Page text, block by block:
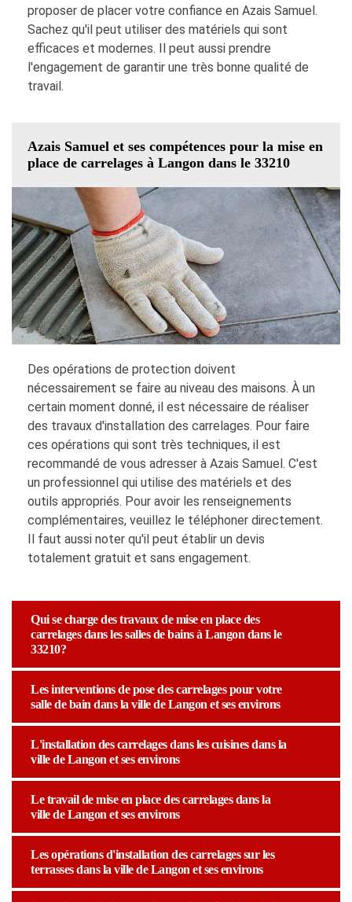
proposer de placer votre confiance en Azais Samuel.
Sachez qu'il peut utiliser des matériels qui sont
efficaces et modernes. Il peut aussi prendre
l'engagement de garantir une très bonne qualité de
travail.
Azais Samuel et ses compétences pour la mise en
place de carrelages à Langon dans le 33210
Des opérations de protection doivent
nécessairement se faire au niveau des maisons. À un
certain moment donné, il est nécessaire de réaliser
des travaux d'installation des carrelages. Pour faire
ces opérations qui sont très techniques, il est
recommandé de vous adresser à Azais Samuel. C'est
un professionnel qui utilise des matériels et des
outils appropriés. Pour avoir les renseignements
complémentaires, veuillez le téléphoner directement.
Il faut aussi noter qu'il peut établir un devis
totalement gratuit et sans engagement.
Qui se charge des travaux de mise en place des
carrelages dans les salles de bains à Langon dans le
33210?
Les interventions de pose des carrelages pour votre
salle de bain dans la ville de Langon et ses environs
L'installation des carrelages dans les cuisines dans la
ville de Langon et ses environs
Le travail de mise en place des carrelages dans la
ville de Langon et ses environs
Les opérations d'installation des carrelages sur les
terrasses dans la ville de Langon et ses environs